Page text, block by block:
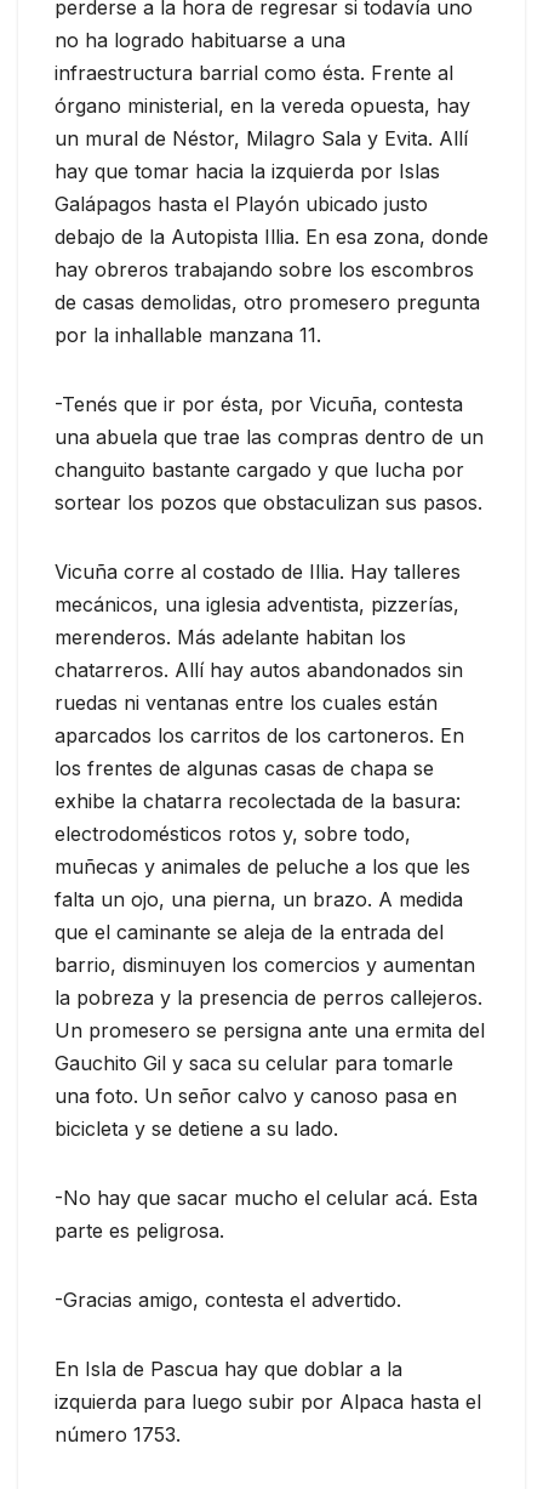
perderse a la hora de regresar si todavía uno
no ha logrado habituarse a una
infraestructura barrial como ésta. Frente al
órgano ministerial, en la vereda opuesta, hay
un mural de Néstor, Milagro Sala y Evita. Allí
hay que tomar hacia la izquierda por Islas
Galápagos hasta el Playón ubicado justo
debajo de la Autopista Illia. En esa zona, donde
hay obreros trabajando sobre los escombros
de casas demolidas, otro promesero pregunta
por la inhallable manzana 11.
-Tenés que ir por ésta, por Vicuña, contesta
una abuela que trae las compras dentro de un
changuito bastante cargado y que lucha por
sortear los pozos que obstaculizan sus pasos.
Vicuña corre al costado de Illia. Hay talleres
mecánicos, una iglesia adventista, pizzerías,
merenderos. Más adelante habitan los
chatarreros. Allí hay autos abandonados sin
ruedas ni ventanas entre los cuales están
aparcados los carritos de los cartoneros. En
los frentes de algunas casas de chapa se
exhibe la chatarra recolectada de la basura:
electrodomésticos rotos y, sobre todo,
muñecas y animales de peluche a los que les
falta un ojo, una pierna, un brazo. A medida
que el caminante se aleja de la entrada del
barrio, disminuyen los comercios y aumentan
la pobreza y la presencia de perros callejeros.
Un promesero se persigna ante una ermita del
Gauchito Gil y saca su celular para tomarle
una foto. Un señor calvo y canoso pasa en
bicicleta y se detiene a su lado.
-No hay que sacar mucho el celular acá. Esta
parte es peligrosa.
-Gracias amigo, contesta el advertido.
En Isla de Pascua hay que doblar a la
izquierda para luego subir por Alpaca hasta el
número 1753.